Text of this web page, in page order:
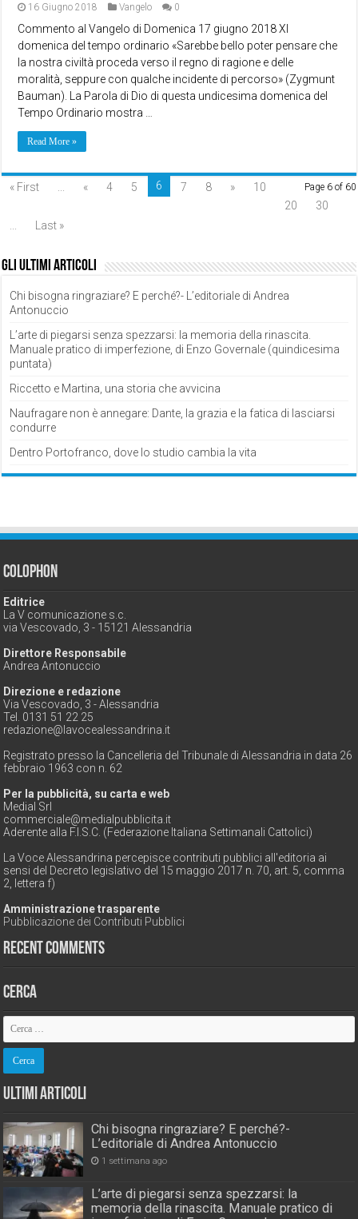
16 Giugno 2018 Vangelo 0
Commento al Vangelo di Domenica 17 giugno 2018 XI
domenica del tempo ordinario «Sarebbe bello poter pensare che
la nostra civiltà proceda verso il regno di ragione e delle
moralità, seppure con qualche incidente di percorso» (Zygmunt
Bauman). La Parola di Dio di questa undicesima domenica del
Tempo Ordinario mostra …
Read More »
Page 6 of 60
« First « 4 5 6 7 8 »
10
20
30
Last »
Gli ultimi articoli
Chi bisogna ringraziare? E perché?- L’editoriale di Andrea
Antonuccio
L’arte di piegarsi senza spezzarsi: la memoria della rinascita.
Manuale pratico di imperfezione, di Enzo Governale (quindicesima
puntata)
Riccetto e Martina, una storia che avvicina
Naufragare non è annegare: Dante, la grazia e la fatica di lasciarsi
condurre
Dentro Portofranco, dove lo studio cambia la vita
Colophon
Editrice
La V comunicazione s.c.
via Vescovado, 3 - 15121 Alessandria
Direttore Responsabile
Andrea Antonuccio
Direzione e redazione
Via Vescovado, 3 - Alessandria
Tel. 0131 51 22 25
redazione@lavocealessandrina.it
Registrato presso la Cancelleria del Tribunale di Alessandria in data 26
febbraio 1963 con n. 62
Per la pubblicità, su carta e web
Medial Srl
commerciale@medialpubblicita.it
Aderente alla F.I.S.C. (Federazione Italiana Settimanali Cattolici)
La Voce Alessandrina percepisce contributi pubblici all'editoria ai
sensi del Decreto legislativo del 15 maggio 2017 n. 70, art. 5, comma
2, lettera f)
Amministrazione trasparente
Pubblicazione dei Contributi Pubblici
Recent Comments
Cerca
Ultimi Articoli
Chi bisogna ringraziare? E perché?-
L’editoriale di Andrea Antonuccio
1 settimana ago
L’arte di piegarsi senza spezzarsi: la
memoria della rinascita. Manuale pratico di